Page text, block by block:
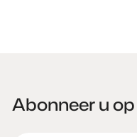
Abonneer u